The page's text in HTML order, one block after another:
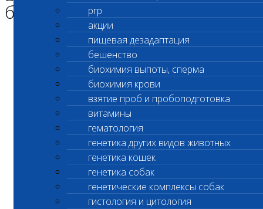
prp
акции
пищевая дезадаптация
бешенство
биохимия выпоты, сперма
биохимия крови
взятие проб и пробоподготовка
витамины
гематология
генетика других видов животных
генетика кошек
генетика собак
генетические комплексы собак
гистология и цитология
биохимических исследований
Уважаемые Клиенты Лаборатории!
Приостновлен прием срочных
биохимических исследований
в экспресс- лаборатории
По адресу г. Моска, ул Адмирала Лазарева, 23
С уважением,